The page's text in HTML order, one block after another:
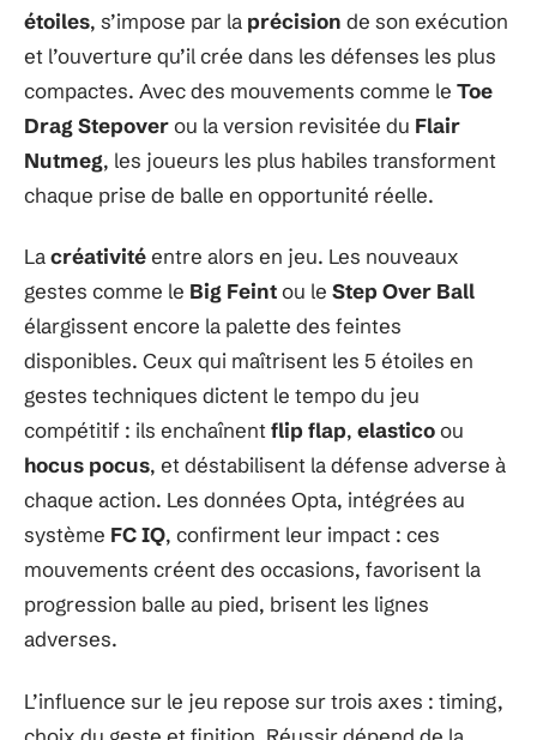
étoiles, s’impose par la précision de son exécution
et l’ouverture qu’il crée dans les défenses les plus
compactes. Avec des mouvements comme le Toe
Drag Stepoverou la version revisitée du Flair
Nutmeg, les joueurs les plus habiles transforment
chaque prise de balle en opportunité réelle.
Lacréativitéentre alors en jeu. Les nouveaux
gestes comme le Big Feintou le Step Over Ball
élargissent encore la palette des feintes
disponibles. Ceux qui maîtrisent les 5 étoiles en
gestes techniques dictent le tempo du jeu
compétitif : ils enchaînent flip flap, elasticoou
hocus pocus, et déstabilisent la défense adverse à
chaque action. Les données Opta, intégrées au
système FC IQ, confirment leur impact : ces
mouvements créent des occasions, favorisent la
progression balle au pied, brisent les lignes
adverses.
L’influence sur le jeu repose sur trois axes : timing,